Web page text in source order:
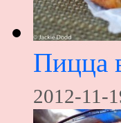
Пицца
2012-11-